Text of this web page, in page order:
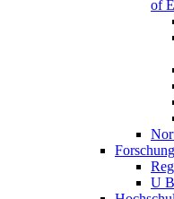
of
U